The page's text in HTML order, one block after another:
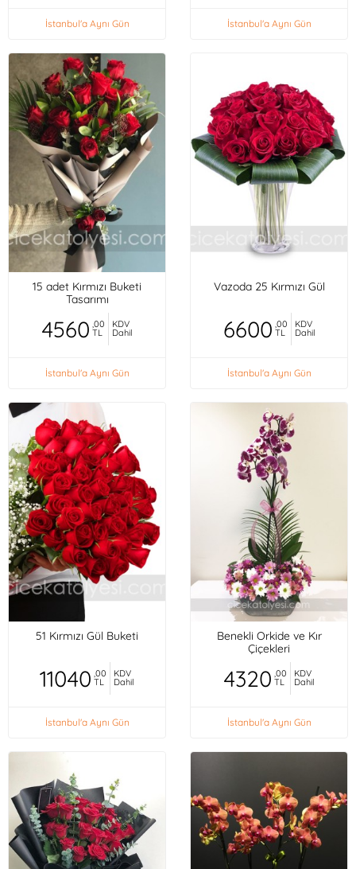
İstanbul'a Aynı Gün İstanbul'a Aynı Gün
15 adet Kırmızı Buketi
Tasarımı
4560 ,00
TL
KDV
Dahil
İstanbul'a Aynı Gün
Vazoda 25 Kırmızı Gül
6600 ,00
TL
KDV
Dahil
İstanbul'a Aynı Gün
51 Kırmızı Gül Buketi
11040 ,00
TL
KDV
Dahil
İstanbul'a Aynı Gün
Benekli Orkide ve Kır
Çiçekleri
4320 ,00
TL
KDV
Dahil
İstanbul'a Aynı Gün